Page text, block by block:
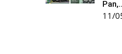
11/